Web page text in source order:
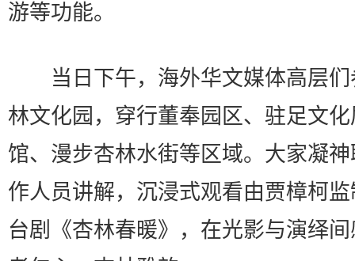
游等功能。
当日下午，海外华文媒体高层们
林文化园，穿行董奉园区、驻足文
馆、漫步杏林水街等区域。大家凝
作人员讲解，沉浸式观看由贾樟柯
台剧《杏林春暖》，在光影与演绎